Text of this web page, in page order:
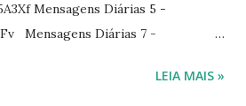
Mensagens Diárias 5 -
Mensagens Diárias 7 -
Diárias 10 -
LEIA MAIS »